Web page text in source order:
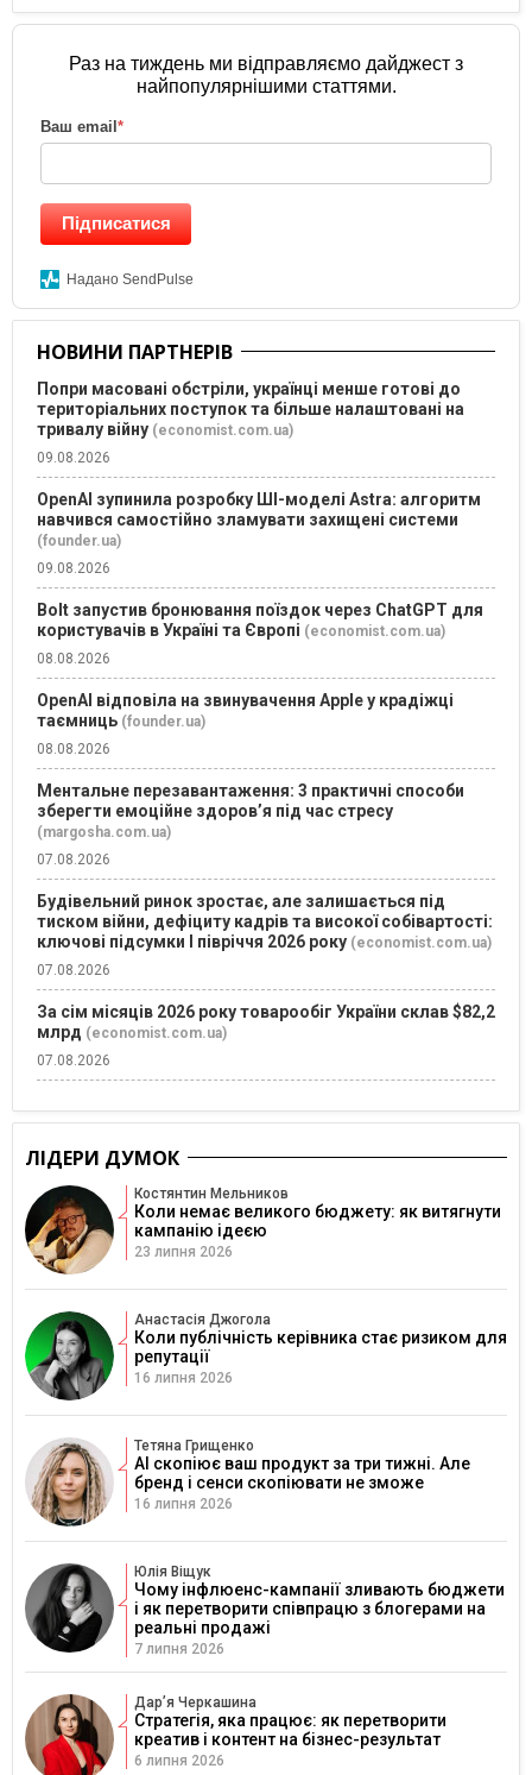
Раз на тиждень ми відправляємо дайджест з
найпопулярнішими статтями.
Ваш email *
Підписатися
Надано SendPulse
НОВИНИ ПАРТНЕРІВ
Попри масовані обстріли, українці менше готові до
територіальних поступок та більше налаштовані на
тривалу війну (economist.com.ua)
09.08.2026
OpenAI зупинила розробку ШІ-моделі Astra: алгоритм
навчився самостійно зламувати захищені системи
(founder.ua)
09.08.2026
Bolt запустив бронювання поїздок через ChatGPT для
користувачів в Україні та Європі (economist.com.ua)
08.08.2026
OpenAI відповіла на звинувачення Apple у крадіжці
таємниць (founder.ua)
08.08.2026
Ментальне перезавантаження: 3 практичні способи
зберегти емоційне здоров’я під час стресу
(margosha.com.ua)
07.08.2026
Будівельний ринок зростає, але залишається під
тиском війни, дефіциту кадрів та високої собівартості:
ключові підсумки І півріччя 2026 року (economist.com.ua)
07.08.2026
За сім місяців 2026 року товарообіг України склав $82,2
млрд (economist.com.ua)
07.08.2026
ЛІДЕРИ ДУМОК
Костянтин Мельников
Коли немає великого бюджету: як витягнути
кампанію ідеєю
23 липня 2026
Анастасія Джогола
Коли публічність керівника стає ризиком для
репутації
16 липня 2026
Тетяна Грищенко
AI скопіює ваш продукт за три тижні. Але
бренд і сенси скопіювати не зможе
16 липня 2026
Юлія Віщук
Чому інфлюенс-кампанії зливають бюджети
і як перетворити співпрацю з блогерами на
реальні продажі
7 липня 2026
Дарʼя Черкашина
Стратегія, яка працює: як перетворити
креатив і контент на бізнес-результат
6 липня 2026